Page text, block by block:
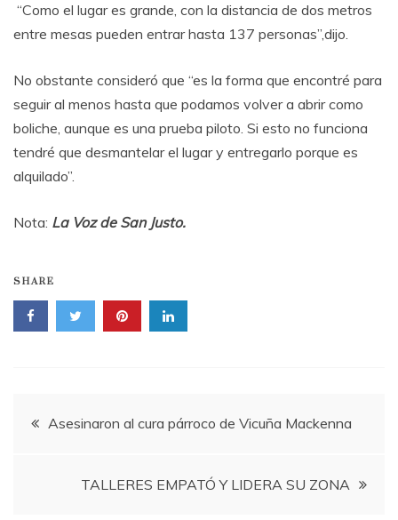
“Como el lugar es grande, con la distancia de dos metros
entre mesas pueden entrar hasta 137 personas”,dijo.
No obstante consideró que “es la forma que encontré para
seguir al menos hasta que podamos volver a abrir como
boliche, aunque es una prueba piloto. Si esto no funciona
tendré que desmantelar el lugar y entregarlo porque es
alquilado”.
Nota: La Voz de San Justo.
SHARE
Navegación
Asesinaron al cura párroco de Vicuña Mackenna
TALLERES EMPATÓ Y LIDERA SU ZONA